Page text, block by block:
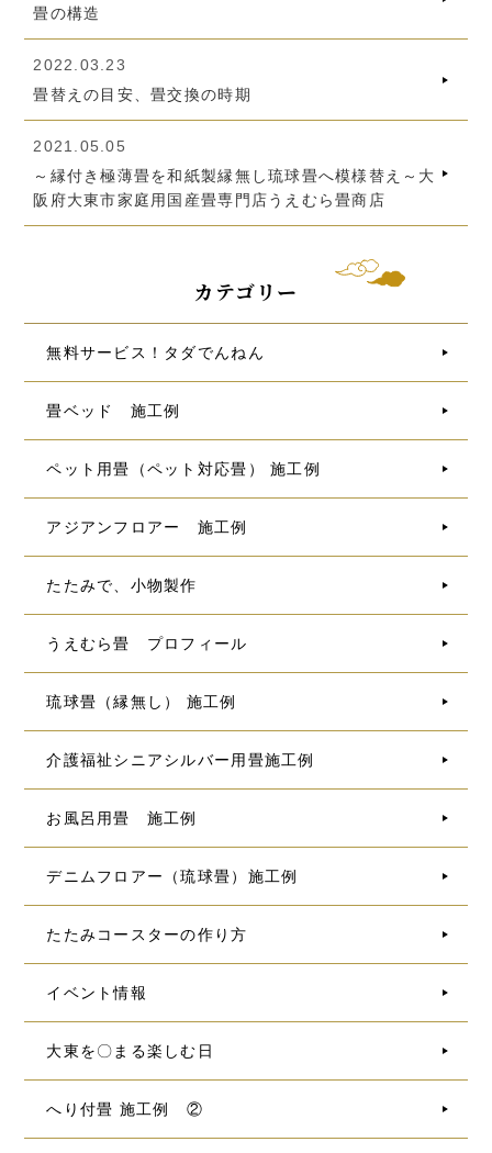
畳の構造
2022.03.23
畳替えの目安、畳交換の時期
2021.05.05
～縁付き極薄畳を和紙製縁無し琉球畳へ模様替え～大
阪府大東市家庭用国産畳専門店うえむら畳商店
カテゴリー
無料サービス！タダでんねん
畳ベッド 施工例
ペット用畳（ペット対応畳） 施工例
アジアンフロアー 施工例
たたみで、小物製作
うえむら畳 プロフィール
琉球畳（縁無し） 施工例
介護福祉シニアシルバー用畳施工例
お風呂用畳 施工例
デニムフロアー（琉球畳）施工例
たたみコースターの作り方
イベント情報
大東を〇まる楽しむ日
へり付畳 施工例 ②